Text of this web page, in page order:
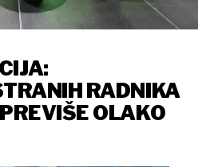
RADNIKA
OLAKO